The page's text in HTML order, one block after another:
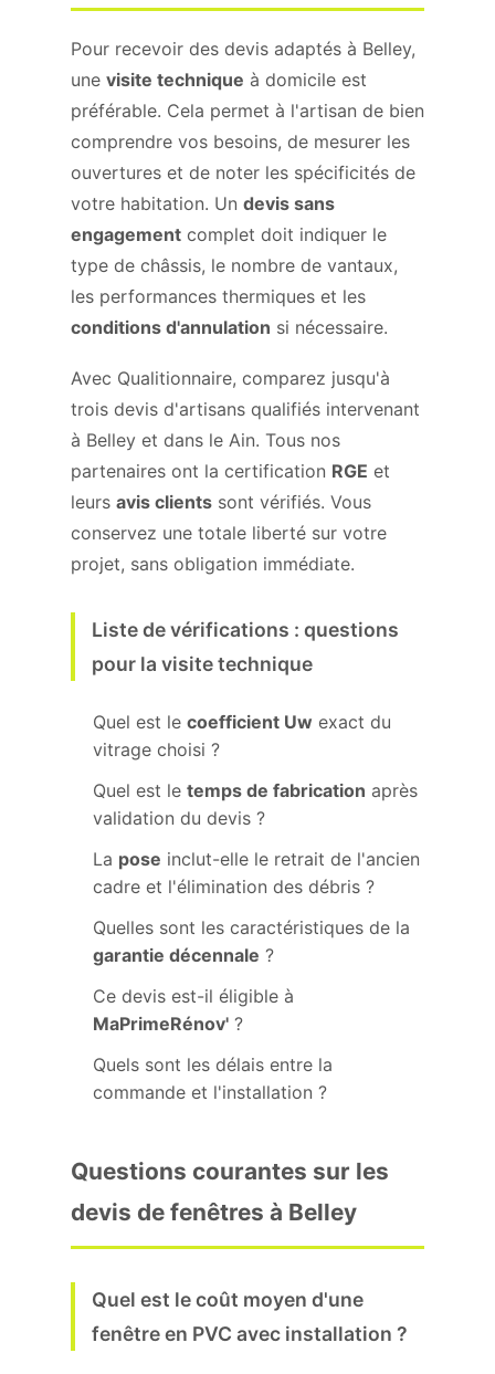
Pour recevoir des devis adaptés à Belley,
une visite technique à domicile est
préférable. Cela permet à l'artisan de bien
comprendre vos besoins, de mesurer les
ouvertures et de noter les spécificités de
votre habitation. Un devis sans
engagement complet doit indiquer le
type de châssis, le nombre de vantaux,
les performances thermiques et les
conditions d'annulation si nécessaire.
Avec Qualitionnaire, comparez jusqu'à
trois devis d'artisans qualifiés intervenant
à Belley et dans le Ain. Tous nos
partenaires ont la certification RGE et
leurs avis clients sont vérifiés. Vous
conservez une totale liberté sur votre
projet, sans obligation immédiate.
Liste de vérifications : questions
pour la visite technique
Quel est le coefficient Uw exact du
vitrage choisi ?
Quel est le temps de fabrication après
validation du devis ?
La pose inclut-elle le retrait de l'ancien
cadre et l'élimination des débris ?
Quelles sont les caractéristiques de la
garantie décennale ?
Ce devis est-il éligible à
MaPrimeRénov' ?
Quels sont les délais entre la
commande et l'installation ?
Questions courantes sur les
devis de fenêtres à Belley
Quel est le coût moyen d'une
fenêtre en PVC avec installation ?